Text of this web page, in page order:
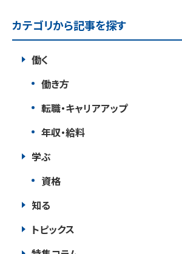
カテゴリから記事を探す
働く
働き方
転職・キャリアアップ
年収・給料
学ぶ
資格
知る
トピックス